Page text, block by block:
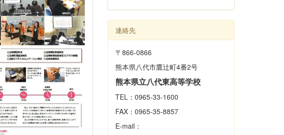
連絡先
〒866‐0866
熊本県八代市鷹辻町4番2号
熊本県立八代東高等学校
TEL：0965-33-1600
FAX：0965-35-8857
E-mail：